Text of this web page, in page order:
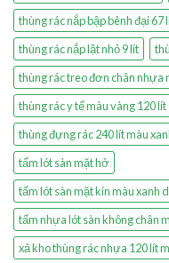
thùng rác nắp bập bênh đại 67
thùng rác nắp lật nhỏ 9 lít
thùng rác treo đơn chân nhựa
thùng rác y tế màu vàng 120 lít
thùng đựng rác 240 lít màu
tấm lót sàn mặt hở
tấm lót sàn mặt kín màu xanh
tấm nhựa lót sàn không chân
xả kho thùng rác nhựa 120 lít